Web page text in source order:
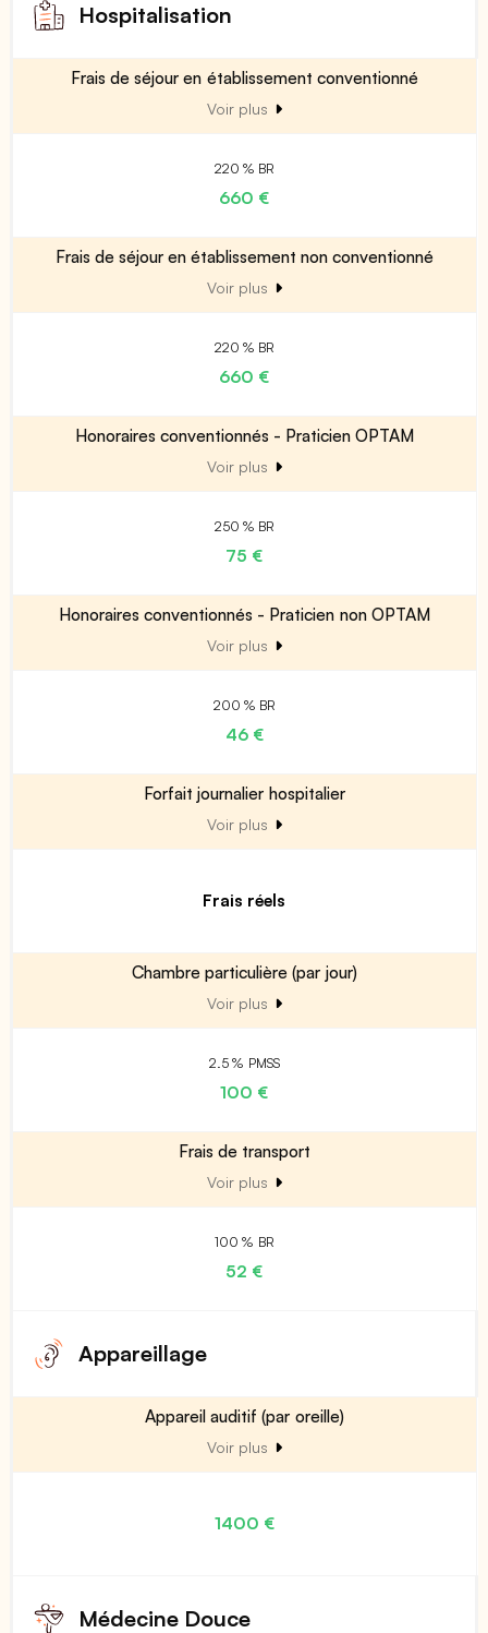
Hospitalisation
Frais de séjour en établissement conventionné
Voir plus
220 % BR
660 €
Frais de séjour en établissement non conventionné
Voir plus
220 % BR
660 €
Honoraires conventionnés - Praticien OPTAM
Voir plus
250 % BR
75 €
Honoraires conventionnés - Praticien non OPTAM
Voir plus
200 % BR
46 €
Forfait journalier hospitalier
Voir plus
Frais réels
Chambre particulière (par jour)
Voir plus
2.5 % PMSS
100 €
Frais de transport
Voir plus
100 % BR
52 €
Appareillage
Appareil auditif (par oreille)
Voir plus
1400 €
Médecine Douce